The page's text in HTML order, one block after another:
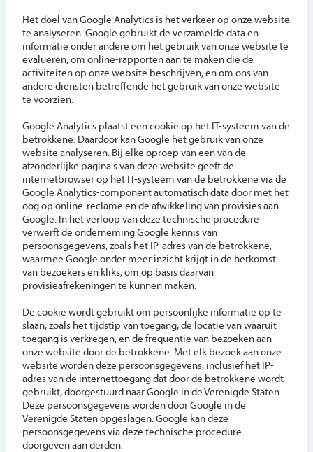
Het doel van Google Analytics is het verkeer op onze website
te analyseren. Google gebruikt de verzamelde data en
informatie onder andere om het gebruik van onze website te
evalueren, om online-rapporten aan te maken die de
activiteiten op onze website beschrijven, en om ons van
andere diensten betreffende het gebruik van onze website
te voorzien.
Google Analytics plaatst een cookie op het IT-systeem van de
betrokkene. Daardoor kan Google het gebruik van onze
website analyseren. Bij elke oproep van een van de
afzonderlijke pagina's van deze website geeft de
internetbrowser op het IT-systeem van de betrokkene via de
Google Analytics-component automatisch data door met het
oog op online-reclame en de afwikkeling van provisies aan
Google. In het verloop van deze technische procedure
verwerft de onderneming Google kennis van
persoonsgegevens, zoals het IP-adres van de betrokkene,
waarmee Google onder meer inzicht krijgt in de herkomst
van bezoekers en kliks, om op basis daarvan
provisieafrekeningen te kunnen maken.
De cookie wordt gebruikt om persoonlijke informatie op te
slaan, zoals het tijdstip van toegang, de locatie van waaruit
toegang is verkregen, en de frequentie van bezoeken aan
onze website door de betrokkene. Met elk bezoek aan onze
website worden deze persoonsgegevens, inclusief het IP-
adres van de internettoegang dat door de betrokkene wordt
gebruikt, doorgestuurd naar Google in de Verenigde Staten.
Deze persoonsgegevens worden door Google in de
Verenigde Staten opgeslagen. Google kan deze
persoonsgegevens via deze technische procedure
doorgeven aan derden.